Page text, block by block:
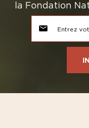
la Fondation